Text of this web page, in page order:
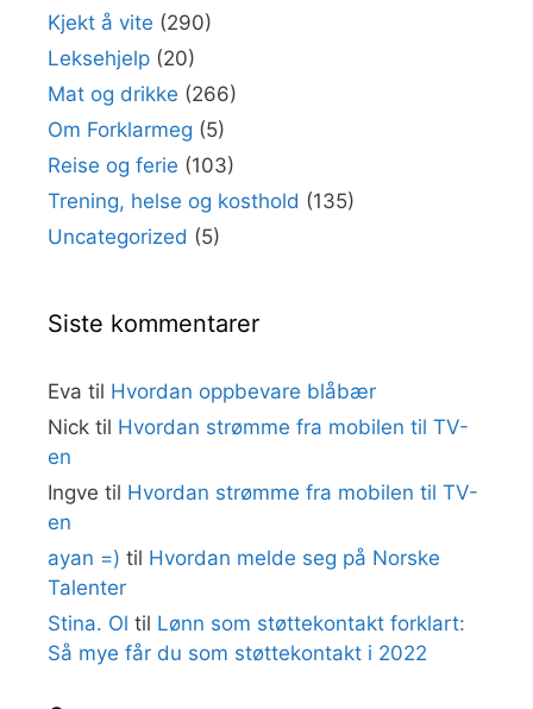
Kjekt å vite (290)
Leksehjelp (20)
Mat og drikke (266)
Om Forklarmeg (5)
Reise og ferie (103)
Trening, helse og kosthold (135)
Uncategorized (5)
Siste kommentarer
Eva til Hvordan oppbevare blåbær
Nick til Hvordan strømme fra mobilen til TV-
en
Ingve til Hvordan strømme fra mobilen til TV-
en
ayan =) til Hvordan melde seg på Norske
Talenter
Stina. Ol til Lønn som støttekontakt forklart:
Så mye får du som støttekontakt i 2022